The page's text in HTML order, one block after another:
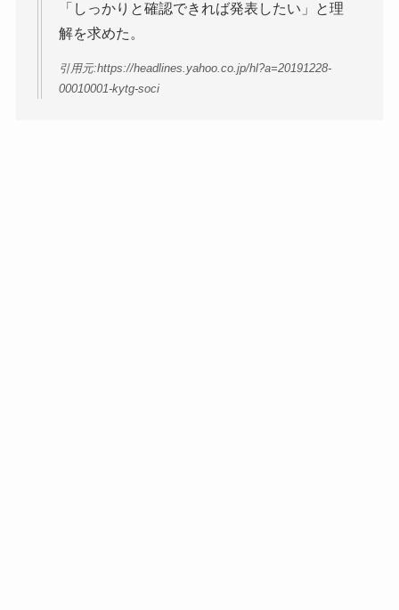
「しっかりと確認できれば発表したい」と理
解を求めた。
引用元:https://headlines.yahoo.co.jp/hl?a=20191228-
00010001-kytg-soci